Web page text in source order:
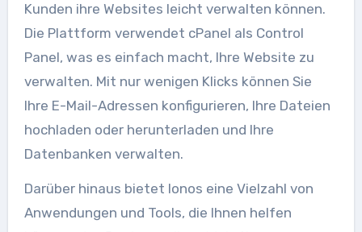
Kunden ihre Websites leicht verwalten können.
Die Plattform verwendet cPanel als Control
Panel, was es einfach macht, Ihre Website zu
verwalten. Mit nur wenigen Klicks können Sie
Ihre E-Mail-Adressen konfigurieren, Ihre Dateien
hochladen oder herunterladen und Ihre
Datenbanken verwalten.
Darüber hinaus bietet Ionos eine Vielzahl von
Anwendungen und Tools, die Ihnen helfen